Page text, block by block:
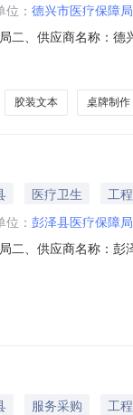
： 德兴市医疗保障局
二、供应商名称：
无八、联系方式1、
胶装文本 桌牌制作
医疗卫生
工程
： 彭泽县医疗保障局
二、供应商名称：
项：无八、联系方
服务采购
工程